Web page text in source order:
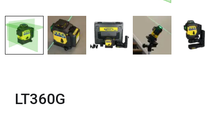
LT360G